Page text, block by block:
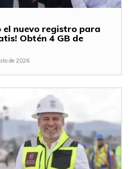
el nuevo registro para
Obtén 4 GB de
de 2026